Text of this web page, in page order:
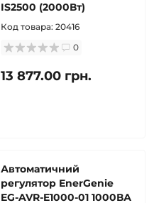
IS2500 (2000Вт)
Код товара: 20416
0
13 877.00 грн.
Автоматичний
регулятор EnerGenie
EG-AVR-E1000-01 1000ВА